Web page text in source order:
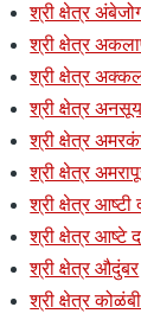
श्री क्षेत्र
श्री क्षेत्र
श्री क्षेत्र
श्री क्षेत्र
श्री क्षेत्र
श्री क्षेत्र
श्री क्षेत्र आष्टी
श्री क्षेत्र आष्टे
श्री क्षेत्र औदुंबर
श्री क्षेत्र कोळंबी